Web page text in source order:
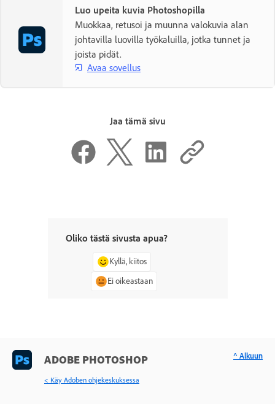
Luo upeita kuvia Photoshopilla
Muokkaa, retusoi ja muunna valokuvia alan
johtavilla luovilla työkaluilla, jotka tunnet ja
joista pidät.
Avaa sovellus
Jaa tämä sivu
Oliko tästä sivusta apua?
Kyllä, kiitos
Ei oikeastaan
ADOBE PHOTOSHOP
< Käy Adoben ohjekeskuksessa
^ Alkuun